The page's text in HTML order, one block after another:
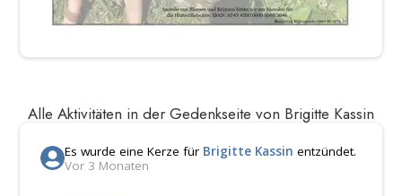
Alle Aktivitäten in der Gedenkseite von Brigitte Kassin
Es wurde eine Kerze für Brigitte Kassin entzündet.
Vor 3 Monaten